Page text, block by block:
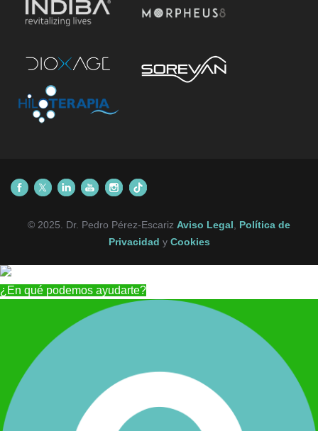
© 2025. Dr. Pedro Pérez-Escariz Aviso Legal
Política de
Privacidad y Cookies
¿En qué podemos ayudarte?